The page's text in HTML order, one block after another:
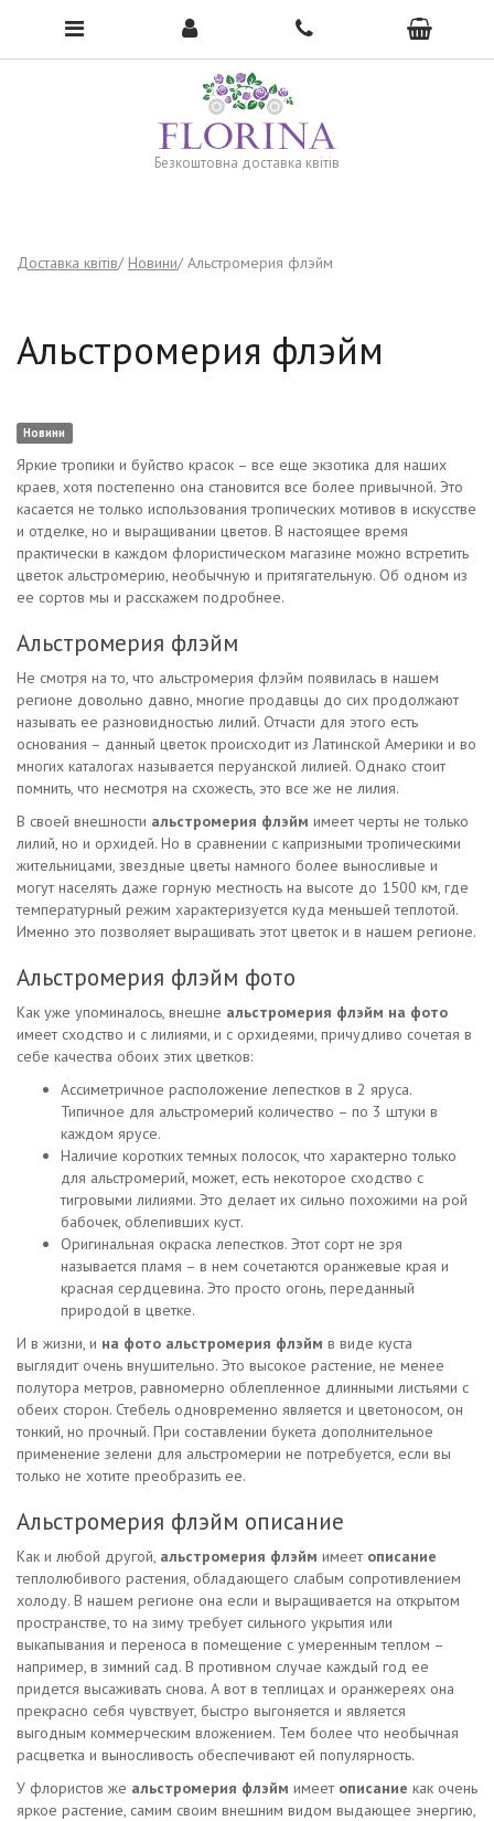
Безкоштовна доставка квітів
To open the menu, click here →
Доставка квітів Новини Альстромерия флэйм
Альстромерия флэйм
Новини
Яркие тропики и буйство красок – все еще экзотика для наших
краев, хотя постепенно она становится все более привычной. Это
касается не только использования тропических мотивов в искусстве
и отделке, но и выращивании цветов. В настоящее время
практически в каждом флористическом магазине можно встретить
цветок альстромерию, необычную и притягательную. Об одном из
ее сортов мы и расскажем подробнее.
Альстромерия флэйм
Не смотря на то, что альстромерия флэйм появилась в нашем
регионе довольно давно, многие продавцы до сих продолжают
называть ее разновидностью лилий. Отчасти для этого есть
основания – данный цветок происходит из Латинской Америки и во
многих каталогах называется перуанской лилией. Однако стоит
помнить, что несмотря на схожесть, это все же не лилия.
В своей внешности альстромерия флэйм имеет черты не только
лилий, но и орхидей. Но в сравнении с капризными тропическими
жительницами, звездные цветы намного более выносливые и
могут населять даже горную местность на высоте до 1500 км, где
температурный режим характеризуется куда меньшей теплотой.
Именно это позволяет выращивать этот цветок и в нашем регионе.
Альстромерия флэйм фото
Как уже упоминалось, внешне альстромерия флэйм на фото
имеет сходство и с лилиями, и с орхидеями, причудливо сочетая в
себе качества обоих этих цветков:
Ассиметричное расположение лепестков в 2 яруса.
Типичное для альстромерий количество – по 3 штуки в
каждом ярусе.
Наличие коротких темных полосок, что характерно только
для альстромерий, может, есть некоторое сходство с
тигровыми лилиями. Это делает их сильно похожими на рой
бабочек, облепивших куст.
Оригинальная окраска лепестков. Этот сорт не зря
называется пламя – в нем сочетаются оранжевые края и
красная сердцевина. Это просто огонь, переданный
природой в цветке.
И в жизни, и на фото альстромерия флэйм в виде куста
выглядит очень внушительно. Это высокое растение, не менее
полутора метров, равномерно облепленное длинными листьями с
обеих сторон. Стебель одновременно является и цветоносом, он
тонкий, но прочный. При составлении букета дополнительное
применение зелени для альстромерии не потребуется, если вы
только не хотите преобразить ее.
Альстромерия флэйм описание
Как и любой другой, альстромерия флэйм имеет описание
теплолюбивого растения, обладающего слабым сопротивлением
холоду. В нашем регионе она если и выращивается на открытом
пространстве, то на зиму требует сильного укрытия или
выкапывания и переноса в помещение с умеренным теплом –
например, в зимний сад. В противном случае каждый год ее
придется высаживать снова. А вот в теплицах и оранжереях она
прекрасно себя чувствует, быстро выгоняется и является
выгодным коммерческим вложением. Тем более что необычная
расцветка и выносливость обеспечивают ей популярность.
У флористов же альстромерия флэйм имеет описание как очень
яркое растение, самим своим внешним видом выдающее энергию,